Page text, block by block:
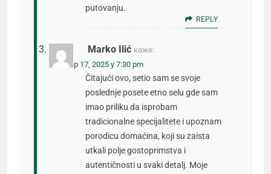
putovanju.
REPLY
Marko Ilić каже:
октобар 17, 2025 у 7:30 pm
Čitajući ovo, setio sam se svoje
poslednje posete etno selu gde sam
imao priliku da isprobam
tradicionalne specijalitete i upoznam
porodicu domaćina, koji su zaista
utkali polje gostoprimstva i
autentičnosti u svaki detalj. Moje